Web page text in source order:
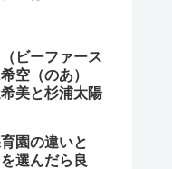
ビーファース
空（のあ）
希美と杉浦太陽
園の違いと
選んだら良